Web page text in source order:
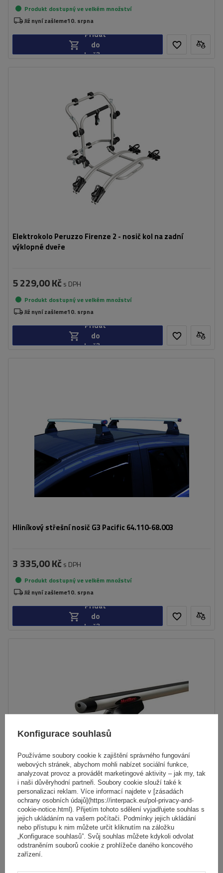
Produkt dostupný ve velkém množství
Již nyní zašleme10. srpna
Přidat
do
košíku
Elektrokolo Peruzzo Firenze 2 - nosič kol na zadní
výklopné dveře
Maximální hmotnost jízdního kola:
Nosnost nosiče jízdních kol:
45 kg
kompatibilní s elektrokoly
hliníková konstrukce
5 229,00 Kč s DPH
Produkt dostupný ve velkém množství
Již nyní zašleme10. srpna
Přidat
do
košíku
Hliníkový střešní nosič G3 Pacific 64.110-68.003
3 335,00 Kč s DPH
Produkt dostupný ve velkém množství
Již nyní zašleme10. srpna
Přidat
do
košíku
Hliníkový střešní nosič Mont Blanc AMC 5105-A43
4 341,00 Kčs DPH
Konfigurace souhlasů
Používáme soubory cookie k zajištění správného fungování
webových stránek, abychom mohli nabízet sociální funkce,
analyzovat provoz a provádět marketingové aktivity – jak my, tak
i naši důvěryhodní partneři. Soubory cookie slouží také k
personalizaci reklam. Více informací najdete v [zásadách
ochrany osobních údajů](https://interpack.eu/pol-privacy-and-
cookie-notice.html). Přijetím tohoto sdělení vyjadřujete souhlas s
jejich ukládáním na vašem počítači. Podmínky jejich ukládání
nebo přístupu k nim můžete určit kliknutím na záložku
„Konfigurace souhlasů”. Svůj souhlas můžete kdykoli odvolat
odstraněním souborů cookie z prohlížeče daného koncového
zařízení.